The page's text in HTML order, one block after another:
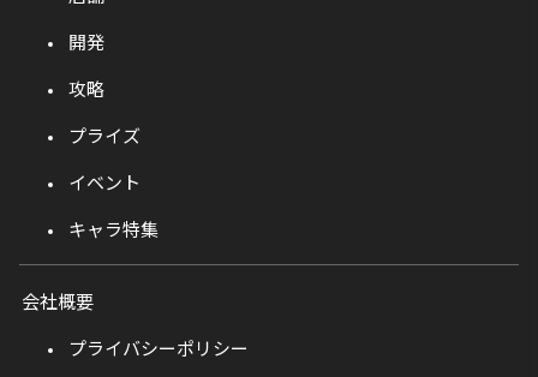
開発
攻略
プライズ
イベント
キャラ特集
会社概要
プライバシーポリシー